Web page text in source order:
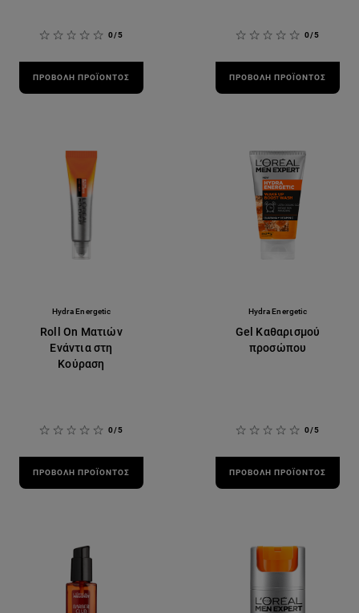
0/5
ΠΡΟΒΟΛΉ ΠΡΟΪΌΝΤΟΣ
0/5
ΠΡΟΒΟΛΉ ΠΡΟΪΌΝΤΟΣ
Hydra Energetic
Roll On Ματιών
Ενάντια στη
Κούραση
0/5
ΠΡΟΒΟΛΉ ΠΡΟΪΌΝΤΟΣ
Hydra Energetic
Gel Καθαρισμού
προσώπου
0/5
ΠΡΟΒΟΛΉ ΠΡΟΪΌΝΤΟΣ